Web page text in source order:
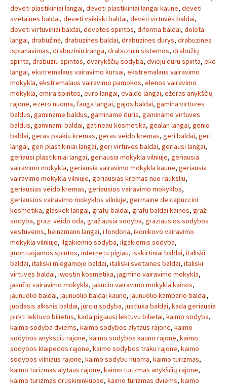
deveti plastikiniai langai, deveti plastikiniai langai kaune, deveti
svetaines baldai, deveti vaikiski baldai, dėvėti virtuvės baldai,
deveti virtuviniai baldai, devetos spintos, diforma baldai, doleta
langai, drabužinė, drabuzines baldai, drabuzines durys, drabuzines
isplanavimas, drabuziniu iranga, drabuziniu sistemos, drabužių
spinta, drabuziu spintos, dvarykščių sodyba, dvieju duru spinta, eko
langai, ekstremalaus vairavimo kursai, ekstremalaus vairavimo
mokykla, ekstremalaus vairavimo pamokos, elenos vairavimo
mokykla, emira spintos, euro langai, evaldo langai, ežeras anykščių
rajone, ezero nuoma, fauga langai, gajos baldai, gamina virtuves
baldus, gaminame baldus, gaminame duris, gaminame virtuves
baldus, gaminami baldai, gatineau kosmetika, gealan langai, genio
baldai, geras paakiu kremas, geras veido kremas, geri baldai, geri
langai, geri plastikiniai langai, geri virtuves baldai, geriausi langai,
geriausi plastikiniai langai, geriausia mokykla vilniuje, geriausia
vairavimo mokykla, geriausia vairavimo mokykla kaune, geriausia
vairavimo mokykla vilniuje, geriausias kremas nuo rauksliu,
geriausias veido kremas, geriausios vairavimo mokyklos,
geriausios vairavimo mokyklos vilniuje, germaine de capuccini
kosmetika, glaskek langai, grafų baldai, grafu baldai kainos, graži
sodyba, grazi veido oda, gražiausia sodyba, graziausios sodybos
vestuvems, heinzmann langai, i londona, ikonikovo vairavimo
mokykla vilniuje, ilgakiemio sodyba, ilgakiemis sodyba,
įmontuojamos spintos, internetu pigiau, isskirtiniai baldai, italiski
baldai, italiski miegamojo baldai, italiski svetaines baldai, italiski
virtuves baldai, iwostin kosmetika, jagmino vairavimo mokykla,
jasučio vairavimo mokykla, jasucio vairavimo mokykla kainos,
jaunuolio baldai, jaunuolio baldai kaune, jaunuolio kambario baldai,
juodasis alksnis baldai, jurciu sodyba, justluka baldai, kada geriausia
pirkti lektuvo bilietus, kada pigiausi lektuvu bilietai, kaimo sodyba,
kaimo sodyba dviems, kaimo sodybos alytaus rajone, kaimo
sodybos anyksciu rajone, kaimo sodybos kauno rajone, kaimo
sodybos klaipedos rajone, kaimo sodybos traku rajone, kaimo
sodybos vilniaus rajone, kaimo sodybu nuoma, kaimo turizmas,
kaimo turizmas alytaus rajone, kaimo turizmas anykščių rajone,
kaimo turizmas druskininkuose, kaimo turizmas dviems, kaimo